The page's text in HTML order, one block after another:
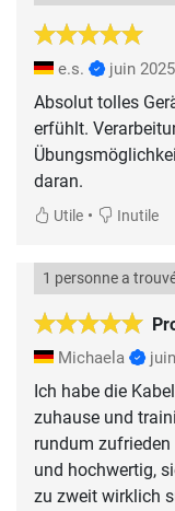
e.s. juin 2025
Absolut tolles
erfühlt.
daran.
Utile • Inutile
1 personne a
Michaela
Ich habe die
zuhause und
rundum
und hochwertig,
zu zweit wirklich